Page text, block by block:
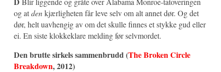
og atdenkjærligheten får leve selv om alt annet dør. Og det
dør, helt uavhengig av om det skulle finnes et stykke gud eller
ei. En siste klokkeklare melding før selvmordet.
Den brutte sirkels sammenbrudd (The Broken Circle
Breakdown, 2012)